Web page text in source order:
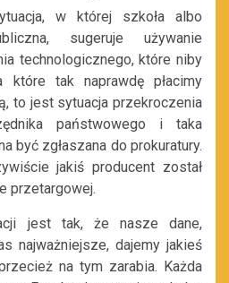
w której szkoła albo
sugeruje używanie
technologicznego, które niby
tak naprawdę płacimy
to jest sytuacja przekroczenia
państwowego i taka
być zgłaszana do prokuratury.
jakiś producent został
przetargowej.
jest tak, że nasze dane,
najważniejsze, dajemy jakieś
na tym zarabia. Każda